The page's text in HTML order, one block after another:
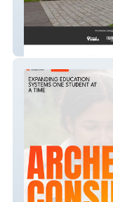
Pro Fence Design